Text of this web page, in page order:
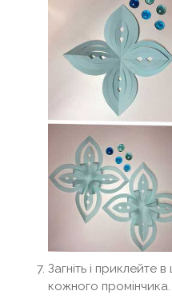
Загніть і приклейте
кожного промінчика.